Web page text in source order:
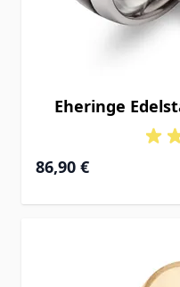
Eheringe
86,90 €